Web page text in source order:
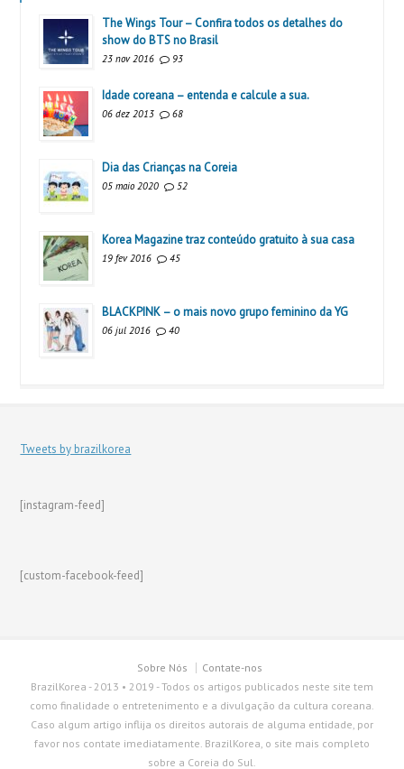
The Wings Tour – Confira todos os detalhes do
show do BTS no Brasil
23 nov 2016 93
Idade coreana – entenda e calcule a sua.
06 dez 2013 68
Dia das Crianças na Coreia
05 maio 2020 52
Korea Magazine traz conteúdo gratuito à sua casa
19 fev 2016 45
BLACKPINK – o mais novo grupo feminino da YG
06 jul 2016 40
Tweets by brazilkorea
[instagram-feed]
[custom-facebook-feed]
Sobre Nós
Contate-nos
BrazilKorea - 2013 • 2019 - Todos os artigos publicados neste site tem
como finalidade o entretenimento e a divulgação da cultura coreana.
Caso algum artigo inflija os direitos autorais de alguma entidade, por
favor nos contate imediatamente. BrazilKorea, o site mais completo
sobre a Coreia do Sul.